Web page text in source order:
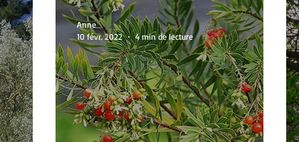
Anne
10 févr. 2022
4 min de lecture